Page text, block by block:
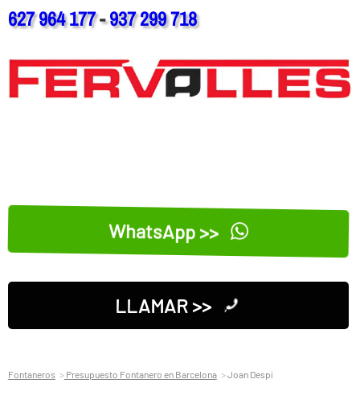
627 964 177-937 299 718
WhatsApp >>
LLAMAR >>
Fontaneros Presupuesto Fontanero en Barcelona Joan Despí